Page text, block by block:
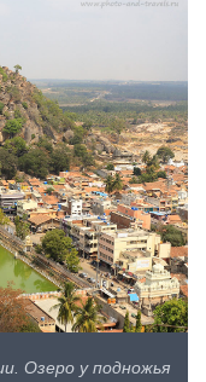
Озеро у подножья